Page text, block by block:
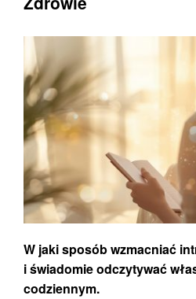
W jaki sposób wzmacniać
i świadomie odczytywać
codziennym.